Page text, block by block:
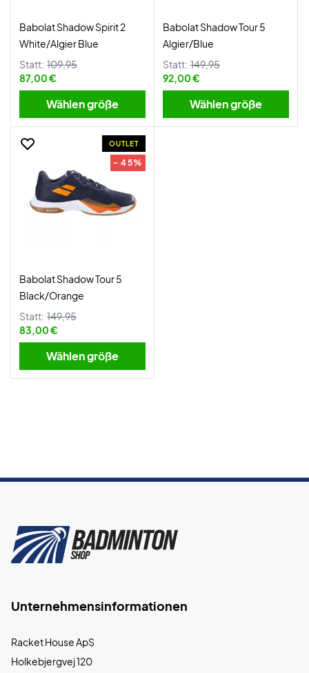
Babolat Shadow Spirit 2
White/Algier Blue
Statt: 109,95
87,00 €
Wählen größe
Babolat Shadow Tour 5
Algier/Blue
Statt: 149,95
92,00 €
Wählen größe
OUTLET
- 45%
Babolat Shadow Tour 5
Black/Orange
Statt: 149,95
83,00 €
Wählen größe
Unternehmensinformationen
Racket House ApS
Holkebjergvej 120